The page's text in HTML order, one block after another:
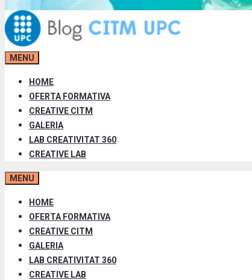
MENU
HOME
OFERTA FORMATIVA
CREATIVE CITM
GALERIA
LAB CREATIVITAT 360
CREATIVE LAB
MENU
HOME
OFERTA FORMATIVA
CREATIVE CITM
GALERIA
LAB CREATIVITAT 360
CREATIVE LAB